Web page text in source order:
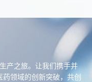
产之旅。让我们携手并
领域的创新突破，共创